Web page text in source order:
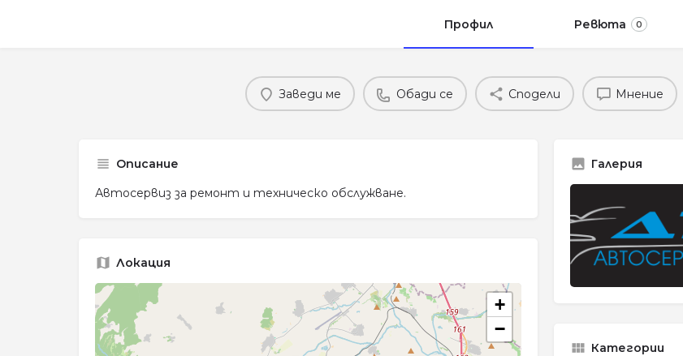
Профил Ревюта 0
Заведи ме Обади се Сподели Мнение
Описание
Автосервиз за ремонт и техническо обслужване.
Локация
+
−
Галерия
Категории